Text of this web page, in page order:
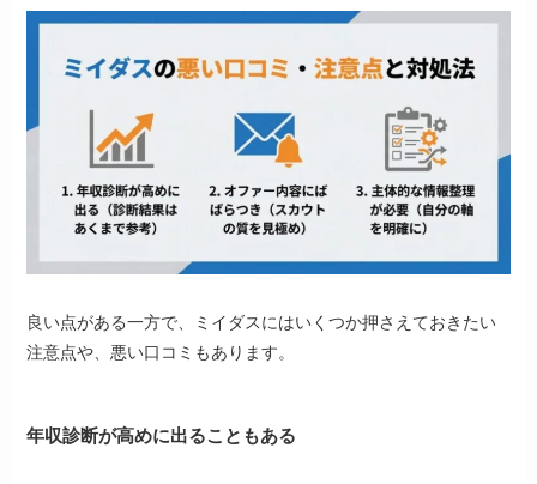
良い点がある一方で、ミイダスにはいくつか押さえておきたい
注意点や、悪い口コミもあります。
年収診断が高めに出ることもある